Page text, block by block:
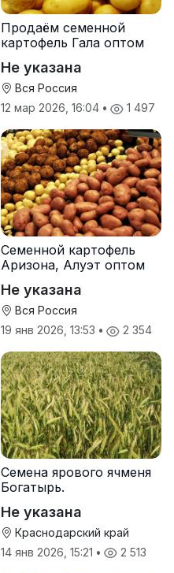
Продаём семенной
картофель Гала оптом
Не указана
Вся Россия
12 мар 2026, 16:04 • 1 497
Семенной картофель
Аризона, Алуэт оптом
Не указана
Вся Россия
19 янв 2026, 13:53 • 2 354
Семена ярового ячменя
Богатырь.
Не указана
Краснодарский край
14 янв 2026, 15:21 • 2 513